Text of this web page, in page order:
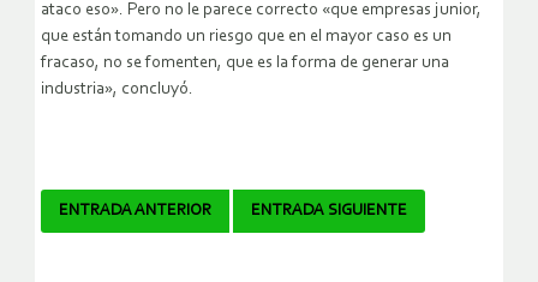
ataco eso». Pero no le parece correcto «que empresas junior,
que están tomando un riesgo que en el mayor caso es un
fracaso, no se fomenten, que es la forma de generar una
industria», concluyó.
Navegador
ENTRADA ANTERIOR ENTRADA SIGUIENTE